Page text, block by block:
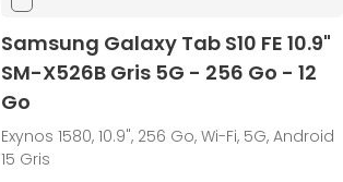
Samsung Galaxy Tab S10 FE 10.9"
SM-X526B Gris 5G - 256 Go - 12
Go
Exynos 1580, 10.9", 256 Go, Wi-Fi, 5G, Android
15 Gris